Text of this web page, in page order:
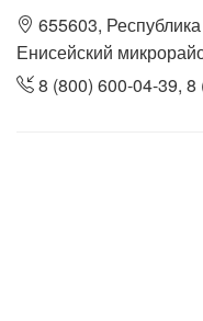
655603,
Енисейский
8 (800) 600-04-39,